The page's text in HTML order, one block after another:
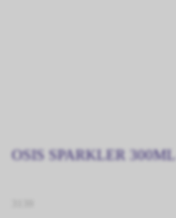
OSIS SPARKLER 300ML